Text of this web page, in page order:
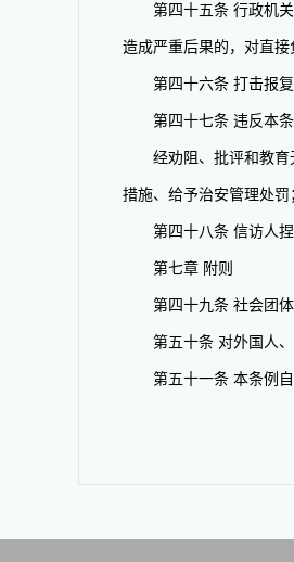
第四十五条 行政机关
造成严重后果的，对直
第四十六条 打击报复
第四十七条 违反本条
经劝阻、批评和教育无
措施、给予治安管理处罚
第四十八条 信访人捏
第七章 附则
第四十九条 社会团体
第五十条 对外国人、
第五十一条 本条例自